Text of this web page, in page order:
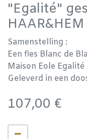
"Egalité"
HAAR&HEM
Samenstelling :
Een fles Blanc de
Maison Eole
Geleverd in een
107,00 €